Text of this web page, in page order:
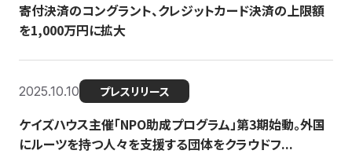
寄付決済のコングラント、クレジットカード決済の上限額
を1,000万円に拡大
2025.10.10 プレスリリース
ケイズハウス主催「NPO助成プログラム」第3期始動。外国
にルーツを持つ人々を支援する団体をクラウドフ...